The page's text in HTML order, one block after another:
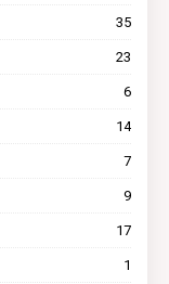
35
23
6
14
7
9
17
1